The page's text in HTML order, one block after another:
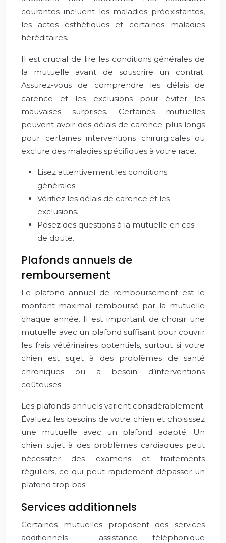
courantes incluent les maladies préexistantes,
les actes esthétiques et certaines maladies
héréditaires.
Il est crucial de lire les conditions générales de
la mutuelle avant de souscrire un contrat.
Assurez-vous de comprendre les délais de
carence et les exclusions pour éviter les
mauvaises surprises. Certaines mutuelles
peuvent avoir des délais de carence plus longs
pour certaines interventions chirurgicales ou
exclure des maladies spécifiques à votre race.
Lisez attentivement les conditions
générales.
Vérifiez les délais de carence et les
exclusions.
Posez des questions à la mutuelle en cas
de doute.
Plafonds annuels de
remboursement
Le plafond annuel de remboursement est le
montant maximal remboursé par la mutuelle
chaque année. Il est important de choisir une
mutuelle avec un plafond suffisant pour couvrir
les frais vétérinaires potentiels, surtout si votre
chien est sujet à des problèmes de santé
chroniques ou a besoin d’interventions
coûteuses.
Les plafonds annuels varient considérablement.
Évaluez les besoins de votre chien et choisissez
une mutuelle avec un plafond adapté. Un
chien sujet à des problèmes cardiaques peut
nécessiter des examens et traitements
réguliers, ce qui peut rapidement dépasser un
plafond trop bas.
Services additionnels
Certaines mutuelles proposent des services
additionnels : assistance téléphonique